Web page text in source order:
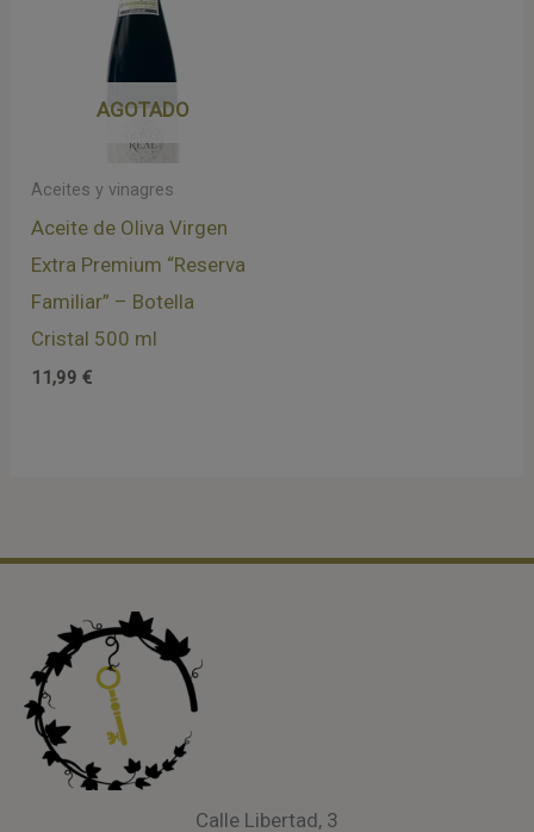
AGOTADO
Aceites y vinagres
Aceite de Oliva Virgen
Extra Premium “Reserva
Familiar” – Botella
Cristal 500 ml
11,99€
Calle Libertad, 3